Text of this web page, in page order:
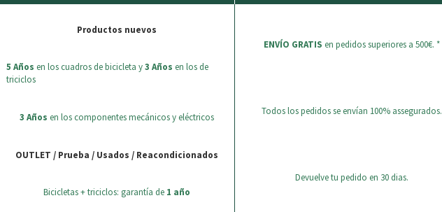
Productos nuevos
5 Años en los cuadros de bicicleta y3 Años en los de
triciclos
3 Años en los componentes mecánicos y eléctricos
OUTLET / Prueba / Usados / Reacondicionados
Bicicletas + triciclos: garantía de 1 año
ENVÍO GRATIS en pedidos superiores a 500€. *
Todos los pedidos se envían 100% assegurados.
Devuelve tu pedido en 30 dias.